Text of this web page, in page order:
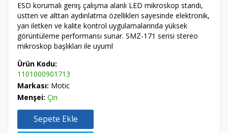
ESD korumalı geniş çalışma alanlı LED mikroskop standı,
üstten ve alttan aydınlatma özellikleri sayesinde elektronik,
yarı iletken ve kalite kontrol uygulamalarında yüksek
görüntüleme performansı sunar. SMZ-171 serisi stereo
mikroskop başlıkları ile uyuml
Ürün Kodu:
1101000901713
Markası: Motic
Menşei: Çin
Sepete Ekle